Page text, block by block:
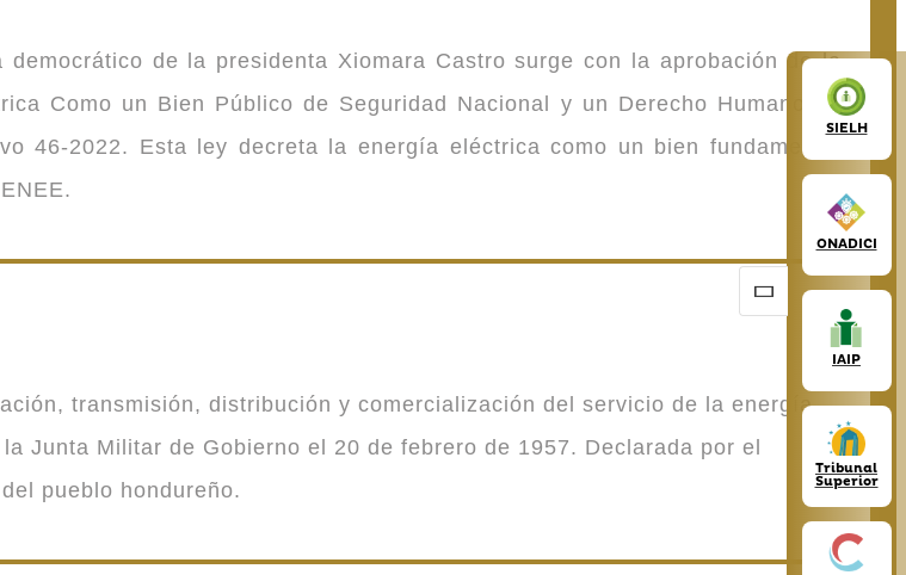
SIELH
ONADICI
IAIP
Tribunal
Superior
de la presidenta Xiomara Castro surge con la aprobación de la
Como un Bien Público de Seguridad Nacional y un Derecho Humano de
46-2022. Esta ley decreta la energía eléctrica como un bien fundamental
transmisión, distribución y comercialización del servicio de la energía
Junta Militar de Gobierno el 20 de febrero de 1957. Declarada por el
pueblo hondureño.